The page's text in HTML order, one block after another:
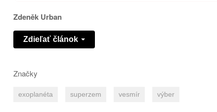
Zdeněk Urban
Zdieľať článok
Značky
exoplanéta superzem vesmír výber